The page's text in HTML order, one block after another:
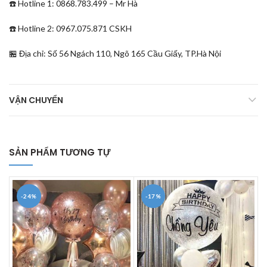
☎️ Hotline 1: 0868.783.499 – Mr Hà
☎️ Hotline 2: 0967.075.871 CSKH
🏪 Địa chỉ: Số 56 Ngách 110, Ngõ 165 Cầu Giấy, TP.Hà Nội
VẬN CHUYỂN
SẢN PHẨM TƯƠNG TỰ
-24% -17%